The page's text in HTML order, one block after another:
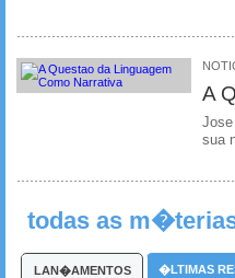
A
sua
todas as
LAN�AMENTOS �LTIMAS